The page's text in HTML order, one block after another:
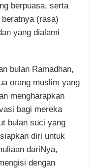
berpuasa, serta
(rasa)
yang dialami
bulan Ramadhan,
orang muslim yang
mengharapkan
bagi mereka
bulan suci yang
diri untuk
dariNya,
dengan